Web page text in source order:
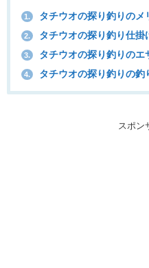
1. タチウオの探り釣りのメ
2. タチウオの探り釣り仕掛
3. タチウオの探り釣りのエ
4. タチウオの探り釣りの釣
スポン